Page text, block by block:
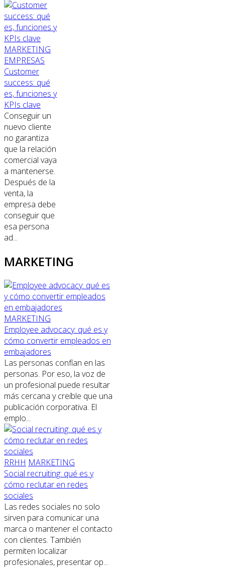
MARKETING
EMPRESAS
Customer
success: qué
es, funciones y
KPIs clave
Conseguir un
nuevo cliente
no garantiza
que la relación
comercial vaya
a mantenerse.
Después de la
venta, la
empresa debe
conseguir que
esa persona
ad...
MARKETING
MARKETING
Employee advocacy: qué es y
cómo convertir empleados en
embajadores
Las personas confían en las
personas. Por eso, la voz de
un profesional puede resultar
más cercana y creíble que una
publicación corporativa. El
emplo...
RRHH MARKETING
Social recruiting: qué es y
cómo reclutar en redes
sociales
Las redes sociales no solo
sirven para comunicar una
marca o mantener el contacto
con clientes. También
permiten localizar
profesionales, presentar op...